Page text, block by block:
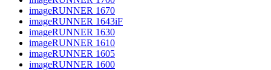
imageRUNNER 1670
imageRUNNER 1643iF
imageRUNNER 1630
imageRUNNER 1610
imageRUNNER 1605
imageRUNNER 1600